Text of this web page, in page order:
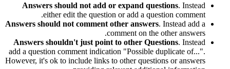
Answers should not add or expand questions. Instead
either edit the question or add a question comment.
Answers should not comment other answers. Instead add a
comment on the other answers.
Answers shouldn't just point to other Questions. Instead
add a question comment indication "Possible duplicate of...".
However, it's ok to include links to other questions or answers